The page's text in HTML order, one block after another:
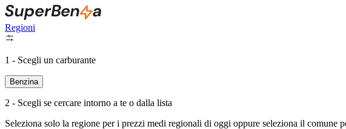
Regioni
1 - Scegli un carburante
Benzina
2 - Scegli se cercare intorno a te o dalla lista
Seleziona solo la regione per i prezzi medi regionali di oggi oppure seleziona il comune